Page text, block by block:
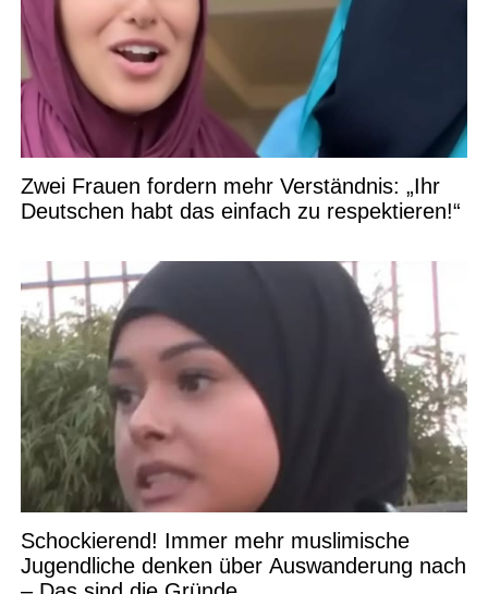
Zwei Frauen fordern mehr Verständnis: „Ihr
Deutschen habt das einfach zu respektieren!“
Schockierend! Immer mehr muslimische
Jugendliche denken über Auswanderung nach